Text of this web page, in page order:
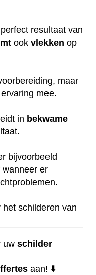
resultaat van
ook vlekken op
maar
mee.
in bekwame
bijvoorbeeld
wanneer er
schilderen van
uw schilder
aan! ⬇️